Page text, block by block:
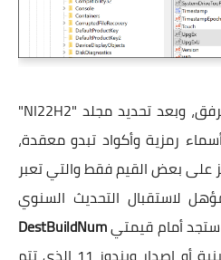
عند الانتقال إلى المسار المرفق، وبعد تحديد مجلد "NI22H2"
رمزية وأكواد تبدو معقدة،
على بعض القيم فقط والتي تعبر
لاستقبال التحديث السنوي
DestBuildNum